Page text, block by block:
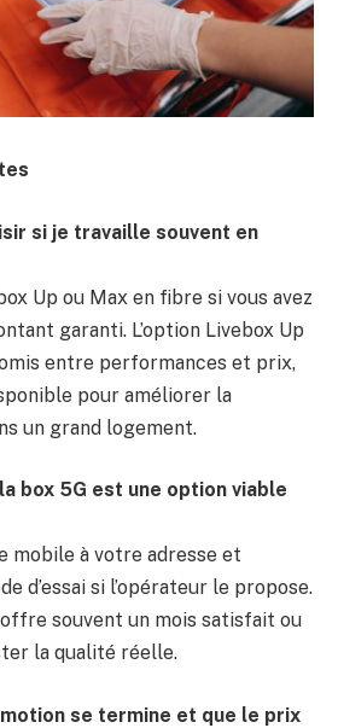
si je travaille souvent en
Up ou Max en fibre si vous avez
garanti. L’option Livebox Up
entre performances et prix,
pour améliorer la
un grand logement.
box 5G est une option viable
mobile à votre adresse et
d’essai si l’opérateur le propose.
offre souvent un mois satisfait ou
la qualité réelle.
se termine et que le prix